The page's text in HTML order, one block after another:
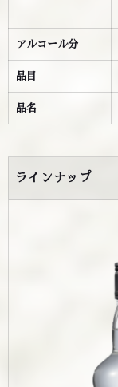
アルコール分
品目
品名
ラインナップ